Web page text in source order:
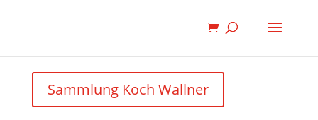
Sammlung Koch Wallner